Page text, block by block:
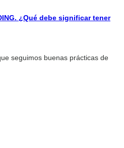
¿Qué debe significar tener
seguimos buenas prácticas de